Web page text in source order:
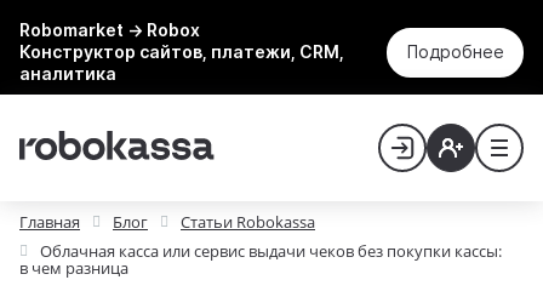
Robomarket → Robox
Конструктор сайтов, платежи, CRM,
аналитика
Подробнее
Главная Блог
Статьи Robokassa
Облачная касса или сервис выдачи чеков без покупки кассы:
в чем разница